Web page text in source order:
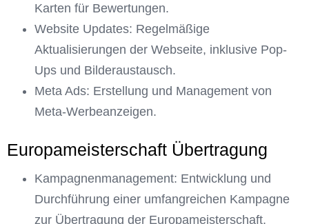
Karten für Bewertungen.
Website Updates: Regelmäßige
Aktualisierungen der Webseite, inklusive Pop-
Ups und Bilderaustausch.
Meta Ads: Erstellung und Management von
Meta-Werbeanzeigen.
Europameisterschaft Übertragung
Kampagnenmanagement: Entwicklung und
Durchführung einer umfangreichen Kampagne
zur Übertragung der Europameisterschaft.